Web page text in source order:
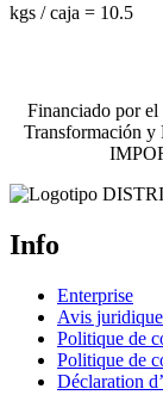
kgs / caja = 10.5
Financiado por
Transformación y
Info
Enterprise
Avis juridique
Politique de
Politique de
Déclaration